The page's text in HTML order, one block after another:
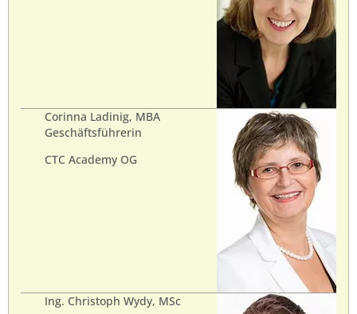
Corinna Ladinig, MBA
Geschäftsführerin
CTC Academy OG
Ing. Christoph Wydy, MSc